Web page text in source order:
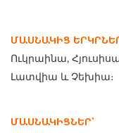
ՄԱՍՆԱԿԻՑ
Ուկրաինա,
Լատվիա և Չեխիա։
ՄԱՍՆԱԿԻՑՆԵՐ՝